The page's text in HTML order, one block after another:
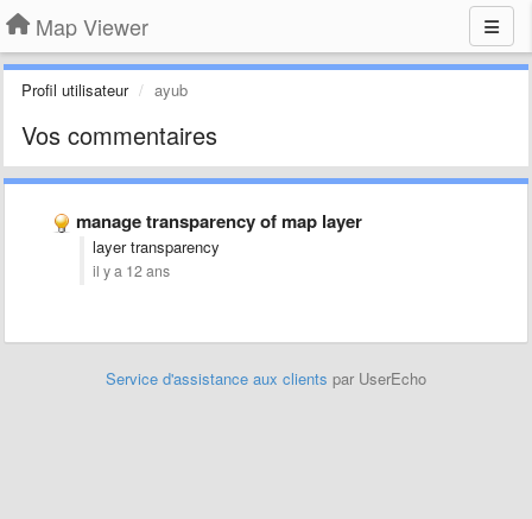
Map Viewer
Profil utilisateur ayub
Vos commentaires
manage transparency of map layer
layer transparency
il y a 12 ans
Service d'assistance aux clients par UserEcho